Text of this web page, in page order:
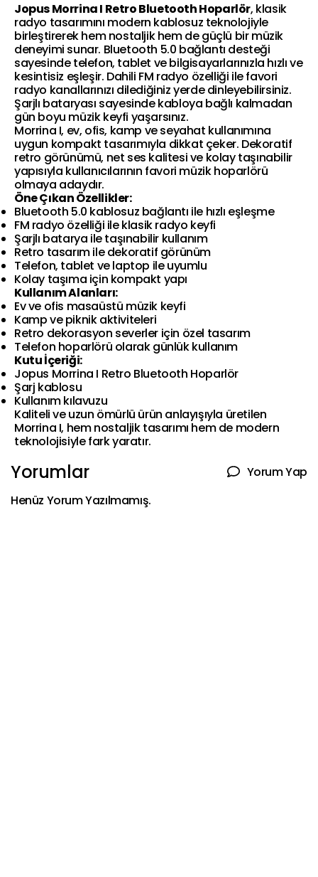
Jopus Morrina I Retro Bluetooth Hoparlör, klasik
radyo tasarımını modern kablosuz teknolojiyle
birleştirerek hem nostaljik hem de güçlü bir müzik
deneyimi sunar. Bluetooth 5.0 bağlantı desteği
sayesinde telefon, tablet ve bilgisayarlarınızla hızlı ve
kesintisiz eşleşir. Dahili FM radyo özelliği ile favori
radyo kanallarınızı dilediğiniz yerde dinleyebilirsiniz.
Şarjlı bataryası sayesinde kabloya bağlı kalmadan
gün boyu müzik keyfi yaşarsınız.
Morrina I, ev, ofis, kamp ve seyahat kullanımına
uygun kompakt tasarımıyla dikkat çeker. Dekoratif
retro görünümü, net ses kalitesi ve kolay taşınabilir
yapısıyla kullanıcılarının favori müzik hoparlörü
olmaya adaydır.
Öne Çıkan Özellikler:
Bluetooth 5.0 kablosuz bağlantı ile hızlı eşleşme
FM radyo özelliği ile klasik radyo keyfi
Şarjlı batarya ile taşınabilir kullanım
Retro tasarım ile dekoratif görünüm
Telefon, tablet ve laptop ile uyumlu
Kolay taşıma için kompakt yapı
Kullanım Alanları:
Ev ve ofis masaüstü müzik keyfi
Kamp ve piknik aktiviteleri
Retro dekorasyon severler için özel tasarım
Telefon hoparlörü olarak günlük kullanım
Kutu İçeriği:
Jopus Morrina I Retro Bluetooth Hoparlör
Şarj kablosu
Kullanım kılavuzu
Kaliteli ve uzun ömürlü ürün anlayışıyla üretilen
Morrina I, hem nostaljik tasarımı hem de modern
teknolojisiyle fark yaratır.
Yorumlar
Yorum Yap
Henüz Yorum Yazılmamış.